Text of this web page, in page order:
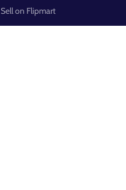
Sell on Flipmart